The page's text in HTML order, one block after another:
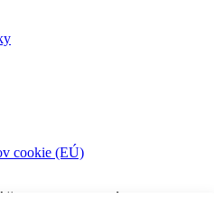
cookie (EÚ)